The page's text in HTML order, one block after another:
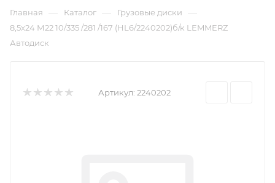
Главная — Каталог — Грузовые диски —
8,5x24 М22 10/335 /281 /167 (HL6/2240202)б/к LEMMERZ
Автодиск
Артикул: 2240202